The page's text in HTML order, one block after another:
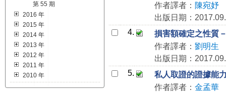
第 55 期
2016 年
2015 年
2014 年
2013 年
2012 年
2011 年
2010 年
作者譯者： 陳宛妤
出版日期：
4.
損害額確定之性質
作者譯者： 劉明生
出版日期：
5.
私人取證的證據能
作者譯者： 金孟華